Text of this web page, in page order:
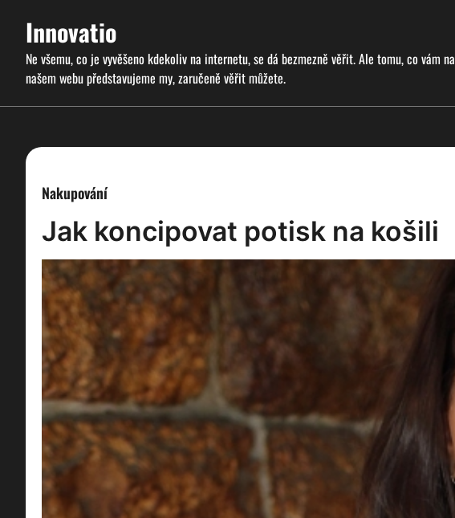
contentInnovatio
Ne všemu, co je vyvěšeno kdekoliv na internetu, se dá bezmezně věřit. Ale tomu, co vám na
našem webu představujeme my, zaručeně věřit můžete.
Nakupování
Jak koncipovat potisk na košili